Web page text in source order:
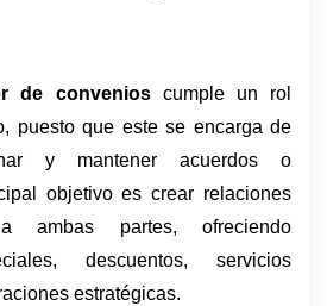
de convenios cumple un rol
puesto que este se encarga de
y mantener acuerdos o
objetivo es crear relaciones
ambas partes, ofreciendo
descuentos, servicios
estratégicas.